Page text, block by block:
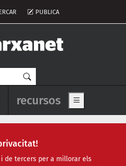
de tercers per a millorar els
del compte d'usuari
PUBLICA
principal de
recursos Show main